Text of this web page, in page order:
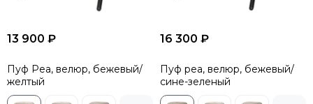
13 900 ₽
Пуф Pea, велюр, бежевый/
желтый
16 300 ₽
Пуф pea, велюр, бежевый/
сине-зеленый